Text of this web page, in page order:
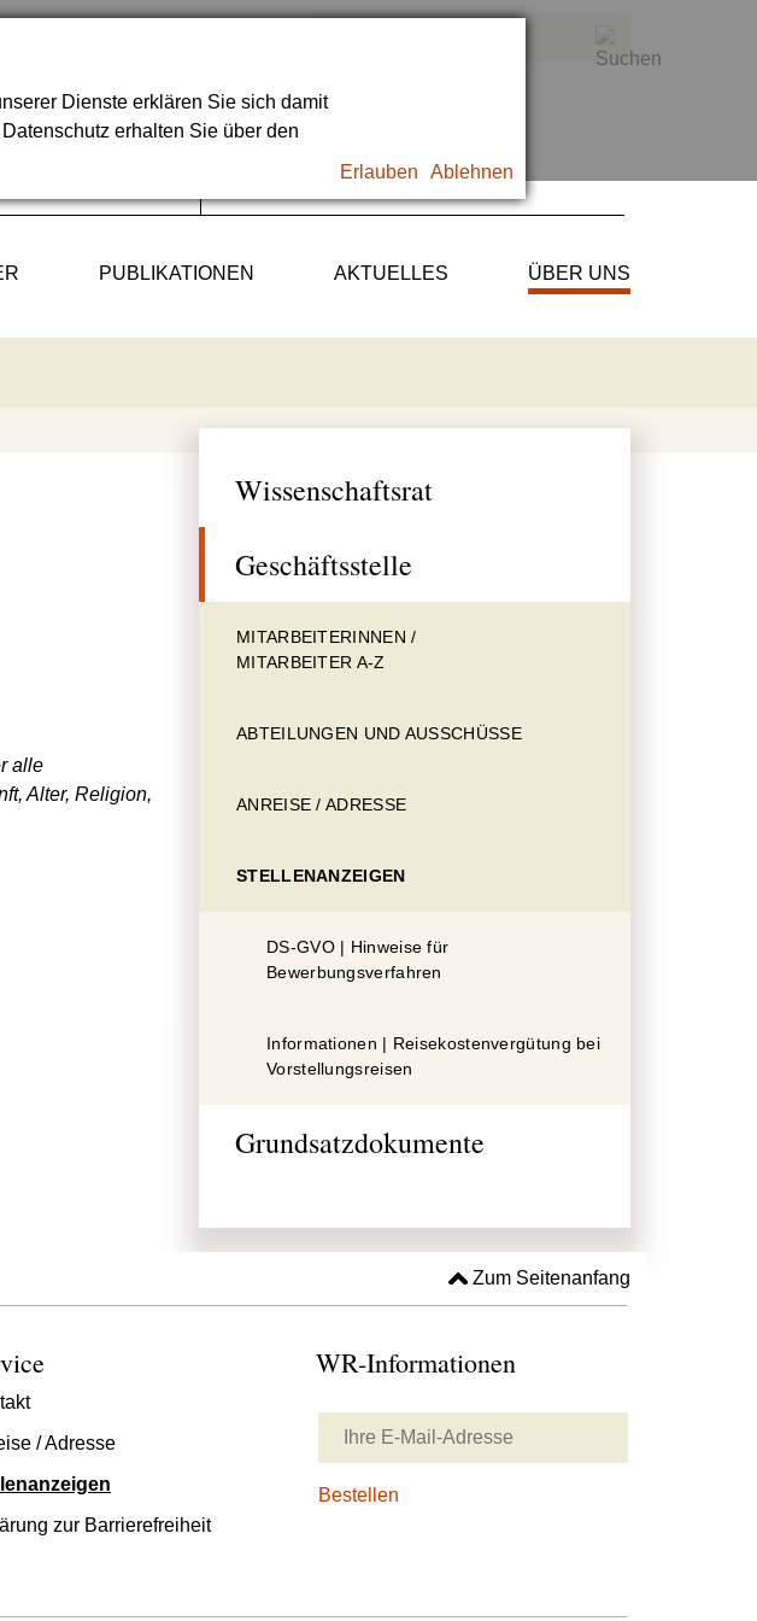
Dienste erklären Sie sich damit
erhalten Sie über den
Erlauben Ablehnen
PUBLIKATIONEN AKTUELLES ÜBER UNS
alle
Alter, Religion,
Wissenschaftsrat
Geschäftsstelle
MITARBEITERINNEN /
MITARBEITER A-Z
ABTEILUNGEN UND AUSSCHÜSSE
ANREISE / ADRESSE
STELLENANZEIGEN
DS-GVO | Hinweise für
Bewerbungsverfahren
Informationen | Reisekostenvergütung bei
Vorstellungsreisen
Grundsatzdokumente
Zum Seitenanfang
/ Adresse
zur Barrierefreiheit
WR-Informationen